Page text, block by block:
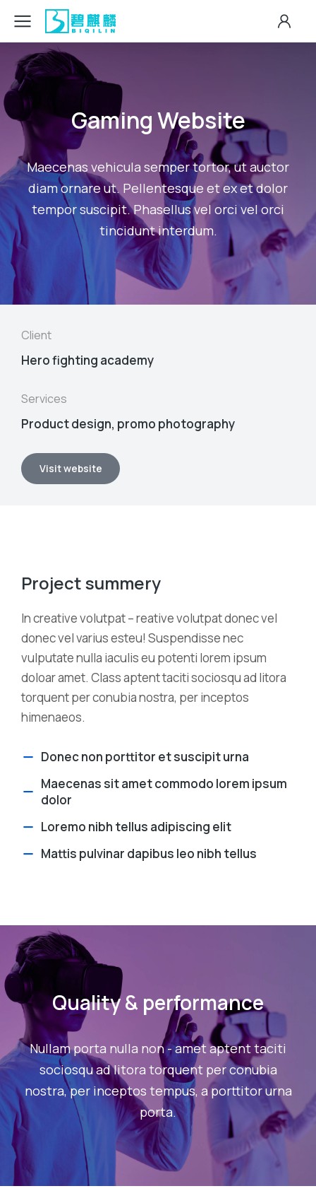
Gaming Website
Maecenas vehicula semper tortor, ut auctor
diam ornare ut. Pellentesque et ex et dolor
tempor suscipit. Phasellus vel orci vel orci
tincidunt interdum.
Client
Hero fighting academy
Services
Product design, promo photography
Visit website
Project summery
In creative volutpat – reative volutpat donec vel
donec vel varius esteu! Suspendisse nec
vulputate nulla iaculis eu potenti lorem ipsum
doloar amet. Class aptent taciti sociosqu ad litora
torquent per conubia nostra, per inceptos
himenaeos.
Donec non porttitor et suscipit urna
Maecenas sit amet commodo lorem ipsum
dolor
Loremo nibh tellus adipiscing elit
Mattis pulvinar dapibus leo nibh tellus
Quality & performance
Nullam porta nulla non - amet aptent taciti
sociosqu ad litora torquent per conubia
nostra, per inceptos tempus, a porttitor urna
porta.